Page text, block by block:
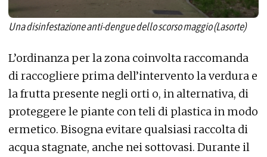
Una disinfestazione anti-dengue dello scorso maggio (Lasorte)
L’ordinanza per la zona coinvolta raccomanda
di raccogliere prima dell’intervento la verdura e
la frutta presente negli orti o, in alternativa, di
proteggere le piante con teli di plastica in modo
ermetico. Bisogna evitare qualsiasi raccolta di
acqua stagnate, anche nei sottovasi. Durante il